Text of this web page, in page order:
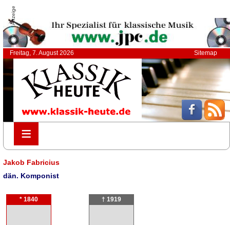
Anzeige
Freitag, 7. August 2026 Sitemap
≡
≡
Jakob Fabricius
dän. Komponist
* 1840 † 1919